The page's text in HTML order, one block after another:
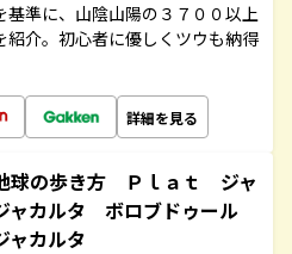
基準に、山陰山陽の３７００以上
介。初心者に優しくツウも納得
詳細を見る
球の歩き方 Ｐｌａｔ ジャ
カルタ ボロブドゥール
ャカルタ